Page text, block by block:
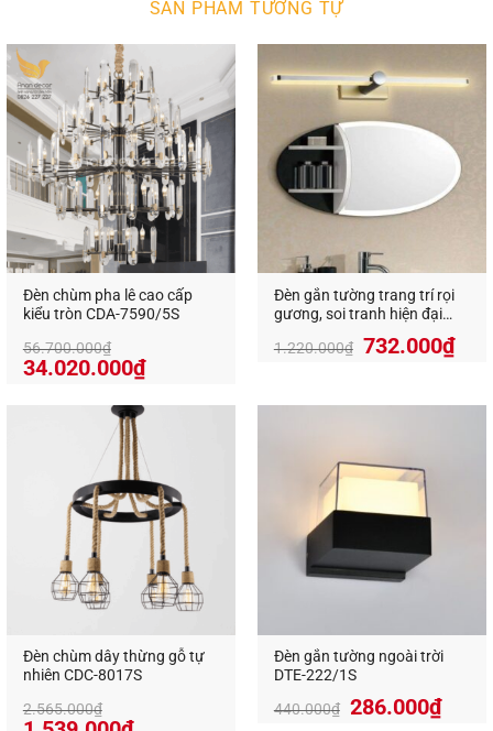
Chất Liệu Bền Bỉ – Hoạt Động Ngoài Trời Mạnh Mẽ
Thân đèn bằng nhôm đúc nguyên khối, sơn tĩnh
điện chống gỉ
Kính cường lực bảo vệ chip LED, hạn chế bụi,
côn trùng và va đập
Tiêu chuẩn chống nước IP65
, phù hợp môi
trường nắng mưa khắc nghiệt
Hệ thống tản nhiệt sau lưng giúp đènhoạt động
ổn định trong thời gian dài
SẢN PHẨM TƯƠNG TỰ
Đèn chùm pha lê cao cấp
kiểu tròn CDA-7590/5S
56.700.000₫
Giá
56.700.000₫.
34.020.000₫Giá
hiện
tại
Đèn gắn tường trang trí rọi
gương, soi tranh hiện đại
1.220.000₫ Giá
1.220.000₫.
732.000₫Giá
là:
Đèn chùm dây thừng gỗ tự
nhiên CDC-8017S
2.565.000₫
Đèn gắn tường ngoài trời
DTE-222/1S
440.000₫ Giá
286.000₫Giá